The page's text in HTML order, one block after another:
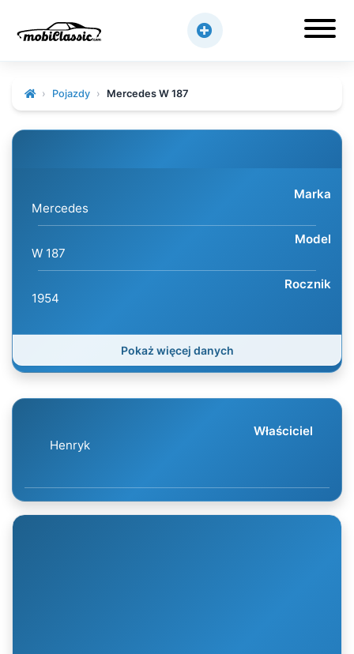
Pojazdy Mercedes W 187
Marka
Mercedes
Model
W 187
Rocznik
1954
Pokaż więcej danych
Właściciel
Henryk